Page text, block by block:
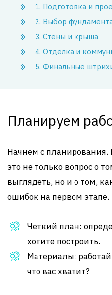
1. Подготовка и
2. Выбор
3. Стены и крыша
4. Отделка и
5. Финальные
Планируем
Начнем с планирования.
это не только вопрос о
выглядеть, но и о том,
ошибок на первом этапе.
Четкий план:
хотите построить.
Материалы:
что вас хватит?